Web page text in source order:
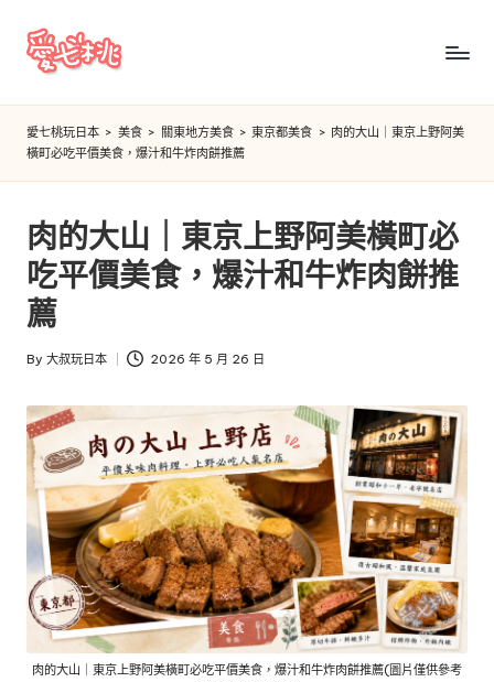
Skip
愛
七
桃
玩
日
本
愛七桃玩日本 > 美食 > 關東地方美食 > 東京都美食 > 肉的大山｜東京上野阿美
橫町必吃平價美食，爆汁和牛炸肉餅推薦
肉的大山｜東京上野阿美橫町必
吃平價美食，爆汁和牛炸肉餅推
薦
Posted
By 大叔玩日本 2026 年 5 月 26 日
肉的大山｜東京上野阿美橫町必吃平價美食，爆汁和牛炸肉餅推薦(圖片僅供參考